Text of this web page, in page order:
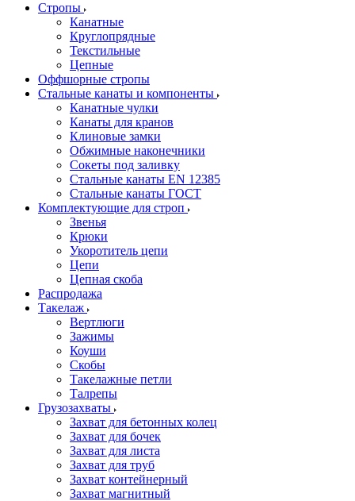
Стропы
Канатные
Круглопрядные
Текстильные
Цепные
Оффшорные стропы
Стальные канаты и компоненты
Канатные чулки
Канаты для кранов
Клиновые замки
Обжимные наконечники
Сокеты под заливку
Стальные канаты EN 12385
Стальные канаты ГОСТ
Комплектующие для строп
Звенья
Крюки
Укоротитель цепи
Цепи
Цепная скоба
Распродажа
Такелаж
Вертлюги
Зажимы
Коуши
Скобы
Такелажные петли
Талрепы
Грузозахваты
Захват для бетонных колец
Захват для бочек
Захват для листа
Захват для труб
Захват контейнерный
Захват магнитный